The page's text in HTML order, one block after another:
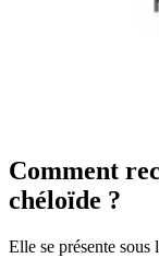
Comment
chéloïde ?
Elle se présente sous